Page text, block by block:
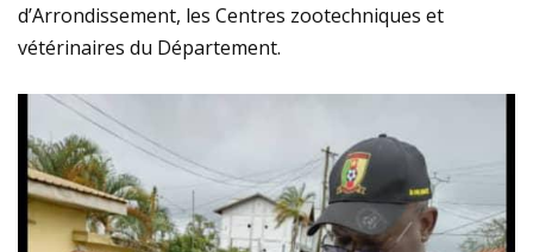
d’Arrondissement, les Centres zootechniques et
vétérinaires du Département.